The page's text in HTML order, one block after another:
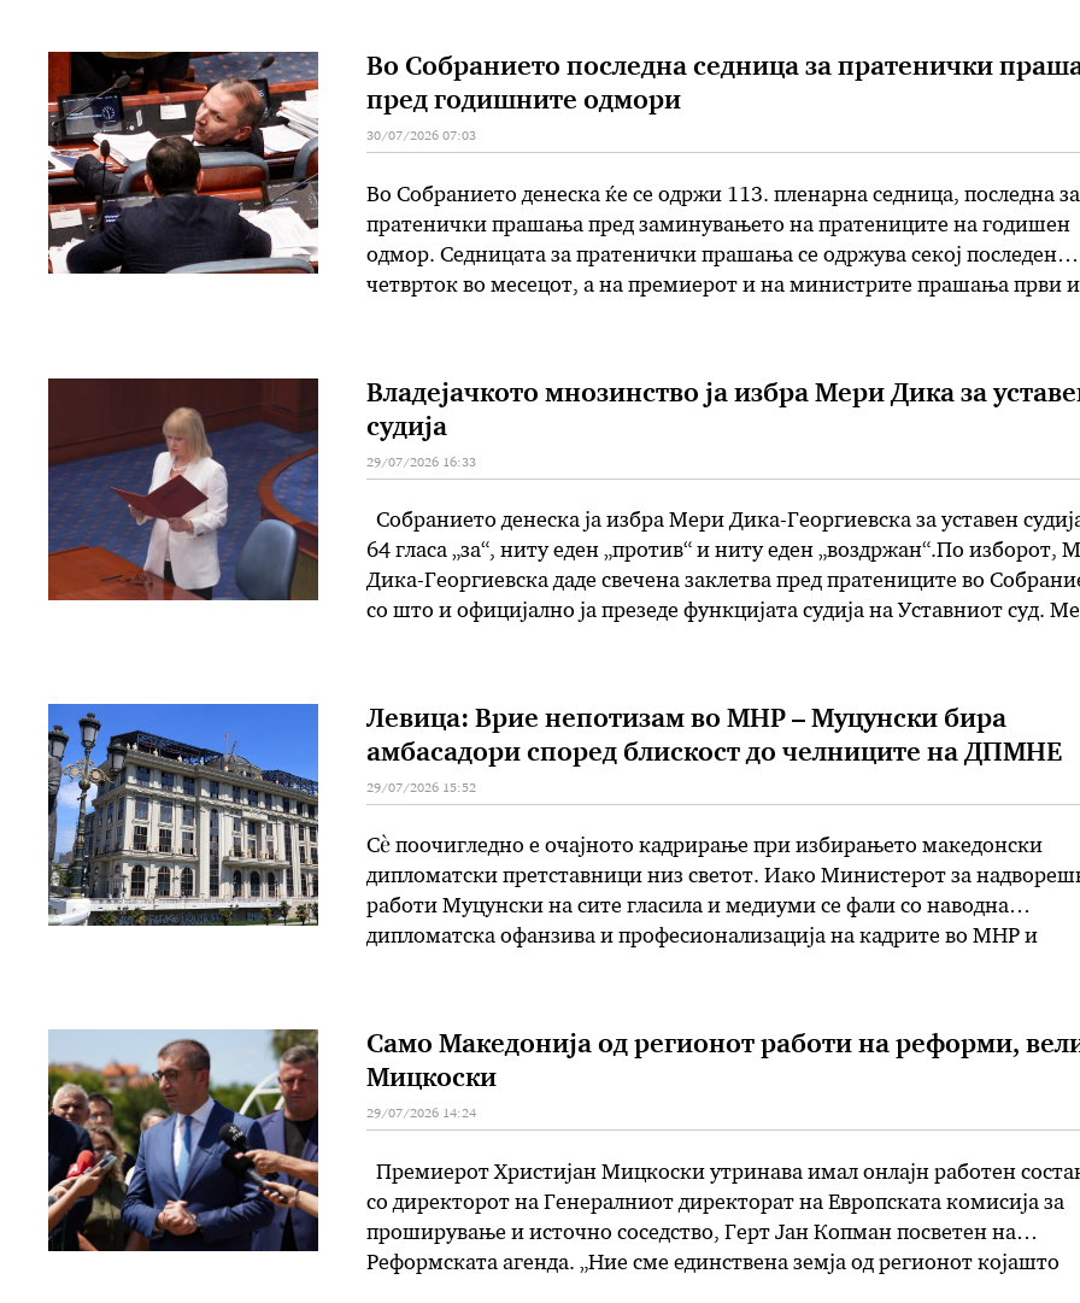
Во Собранието последна седница за пратенички
пред годишните одмори
30/07/2026 07:03
Во Собранието денеска ќе се одржи 113. пленарна седница, последна за
пратенички прашања пред заминувањето на пратениците на годишен
одмор. Седницата за пратенички прашања се одржува секој последен
четврток во месецот, а на премиерот и на министрите прашања први
Владејачкото мнозинство ја избра Мери Дика за
судија
29/07/2026 16:33
Собранието денеска ја избра Мери Дика-Георгиевска за уставен
64 гласа „за“, ниту еден „против“ и ниту еден „воздржан“.По изборот,
Дика-Георгиевска даде свечена заклетва пред пратениците во
со што и официјално ја презеде функцијата судија на Уставниот суд.
Левица: Врие непотизам во МНР – Муцунски бира
амбасадори според блискост до челниците на ДПМНЕ
29/07/2026 15:52
Сè поочигледно е очајното кадрирање при избирањето македонски
дипломатски претставници низ светот. Иако Министерот за
работи Муцунски на сите гласила и медиуми се фали со наводна
дипломатска офанзива и професионализација на кадрите во МНР и
„Нов амбасадор во Австралија …
Само Македонија од регионот работи на реформи,
Мицкоски
29/07/2026 14:24
Премиерот Христијан Мицкоски утринава имал онлајн работен
со директорот на Генералниот директорат на Европската комисија за
проширување и источно соседство, Герт Јан Копман посветен на
Реформската агенда. „Ние сме единствена земја од регионот којашто